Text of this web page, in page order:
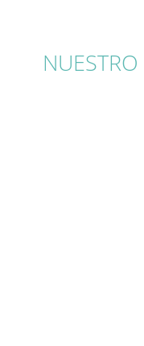
NUESTRO